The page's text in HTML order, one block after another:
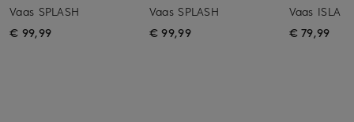
Vaas SPLASH
€ 99,99
Vaas SPLASH
€ 99,99
Vaas ISLA
€ 79,99